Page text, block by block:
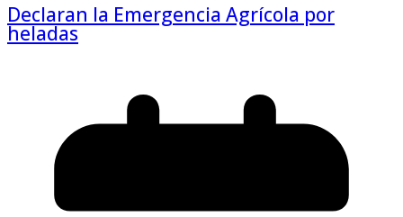
Declaran la Emergencia Agrícola por
heladas